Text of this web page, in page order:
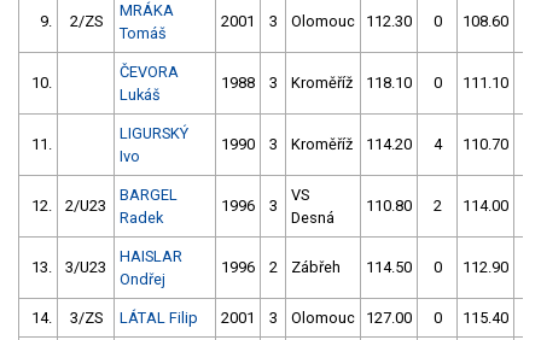
9. 2/ZS
MRÁKA
Tomáš
2001 3 Olomouc 112.30 0 108.60
10.
ČEVORA
Lukáš
1988 3 Kroměříž 118.10 0 111.10
11.
LIGURSKÝ
Ivo
1990 3 Kroměříž 114.20 4 110.70
12. 2/U23
BARGEL
Radek
1996 3
VS
Desná
110.80 2 114.00
13. 3/U23
HAISLAR
Ondřej
1996 2 Zábřeh 114.50 0 112.90
14. 3/ZS LÁTAL Filip 2001 3 Olomouc 127.00 0 115.40